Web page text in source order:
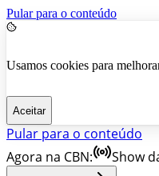
Pular para o conteúdo
Usamos cookies para
Aceitar
Pular para o conteúdo
Agora na CBN:
Show